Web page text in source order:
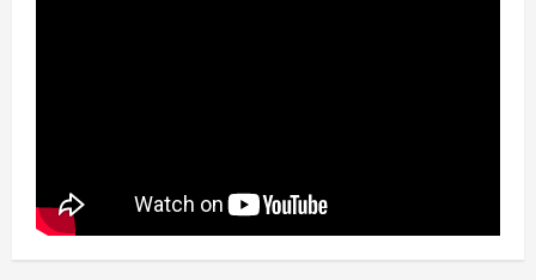
Berita
Situasi Nasional Aman, Publik Diminta